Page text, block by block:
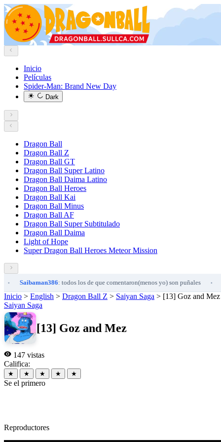
Inicio
Películas
Spider-Man: Brand New Day
Dark
Dragon Ball
Dragon Ball Z
Dragon Ball GT
Dragon Ball Super Latino
Dragon Ball Daima Latino
Dragon Ball Heroes
Dragon Ball Kai
Dragon Ball Minus
Dragon Ball AF
Dragon Ball Super Subtitulado
Dragon Ball Daima
Light of Hope
Super Dragon Ball Heroes Meteor Mission
Saibaman386: todos los de que comentaron(menos yo) son puñales •
Inicio > English > Dragon Ball Z > Saiyan Saga > [13] Goz and Mez
Saiyan Saga
[13] Goz and Mez
147 vistas
Califica:
★ ★ ★ ★ ★
Se el primero
Reproductores